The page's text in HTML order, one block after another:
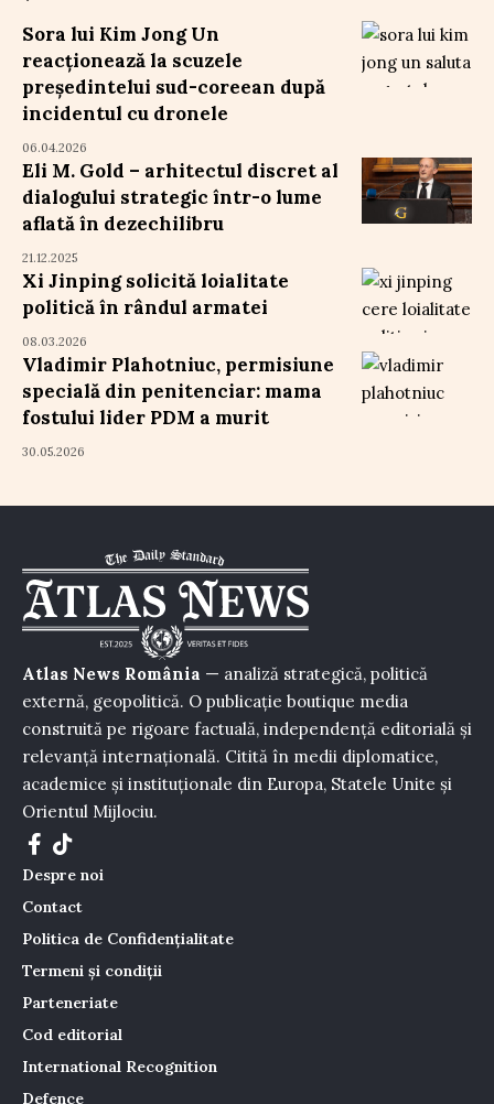
Sora lui Kim Jong Un
reacționează la scuzele
președintelui sud-coreean după
incidentul cu dronele
06.04.2026
Eli M. Gold – arhitectul discret al
dialogului strategic într-o lume
aflată în dezechilibru
21.12.2025
Xi Jinping solicită loialitate
politică în rândul armatei
08.03.2026
Vladimir Plahotniuc, permisiune
specială din penitenciar: mama
fostului lider PDM a murit
30.05.2026
Atlas News România — analiză strategică, politică
externă, geopolitică. O publicație boutique media
construită pe rigoare factuală, independență editorială și
relevanță internațională. Citită în medii diplomatice,
academice și instituționale din Europa, Statele Unite și
Orientul Mijlociu.
Despre noi
Contact
Politica de Confidențialitate
Termeni și condiții
Parteneriate
Cod editorial
International Recognition
Defence